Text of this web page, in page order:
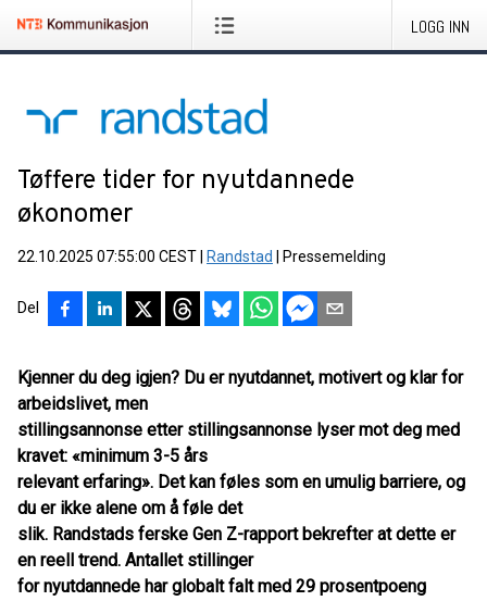
LOGG INN
Tøffere tider for nyutdannede
økonomer
22.10.2025 07:55:00 CEST Randstad Pressemelding
Del
Kjenner du deg igjen? Du er nyutdannet, motivert og klar for
arbeidslivet, men
stillingsannonse etter stillingsannonse lyser mot deg med
kravet: «minimum 3-5 års
relevant erfaring». Det kan føles som en umulig barriere, og
du er ikke alene om å føle det
slik. Randstads ferske Gen Z-rapport bekrefter at dette er
en reell trend. Antallet stillinger
for nyutdannede har globalt falt med 29 prosentpoeng